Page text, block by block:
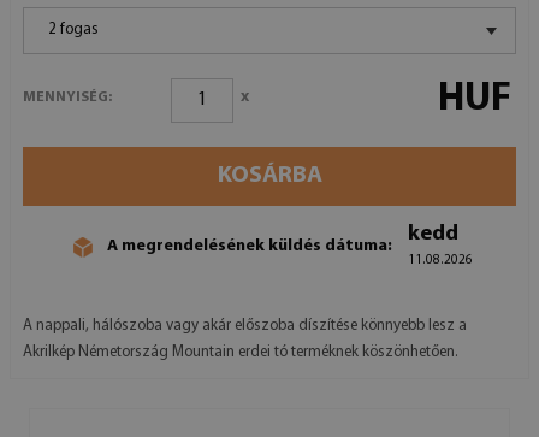
2 fogas
MENNYISÉG: x HUF
KOSÁRBA
A megrendelésének küldés dátuma:
kedd
11.08.2026
A nappali, hálószoba vagy akár előszoba díszítése könnyebb lesz a
Akrilkép Németország Mountain erdei tó terméknek köszönhetően.